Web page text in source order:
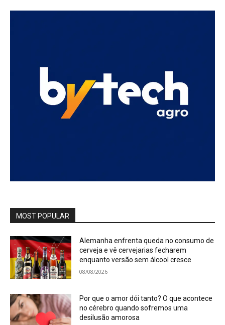
MOST POPULAR
Alemanha enfrenta queda no consumo de
cerveja e vê cervejarias fecharem
enquanto versão sem álcool cresce
08/08/2026
Por que o amor dói tanto? O que acontece
no cérebro quando sofremos uma
desilusão amorosa